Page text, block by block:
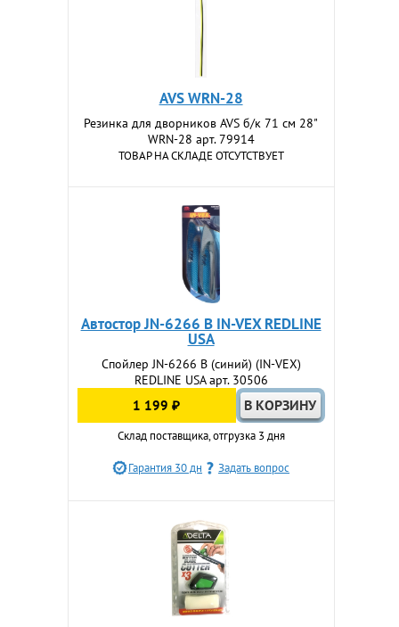
AVS WRN-28
Резинка для дворников AVS б/к 71 см 28"
WRN-28 арт. 79914
ТОВАР НА СКЛАДЕ ОТСУТСТВУЕТ
Автостор JN-6266 B IN-VEX REDLINE
USA
Спойлер JN-6266 B (синий) (IN-VEX)
REDLINE USA арт. 30506
1 199 ₽
Склад поставщика, отгрузка 3 дня
Гарантия 30 дн Задать вопрос